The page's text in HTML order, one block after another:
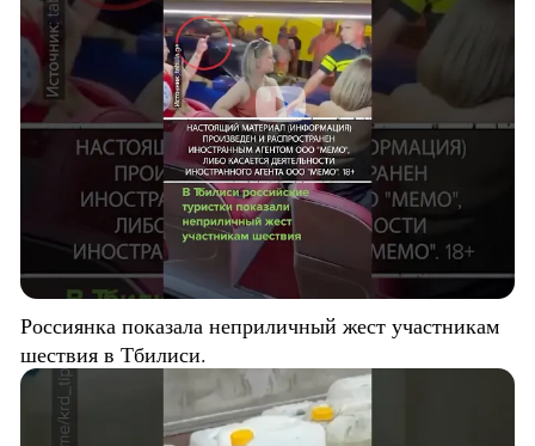
Россиянка показала неприличный жест участникам
шествия в Тбилиси.